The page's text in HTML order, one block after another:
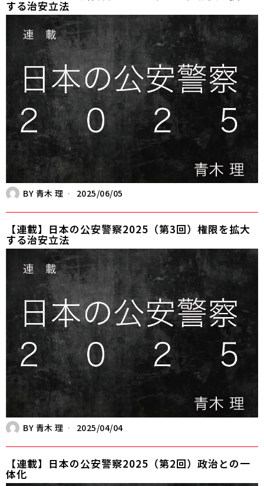
する治安立法
BY 青木 理 2025/06/05
【連載】日本の公安警察2025（第3回）権限を拡大
する治安立法
BY 青木 理 2025/04/04
【連載】日本の公安警察2025（第2回）政治との一
体化